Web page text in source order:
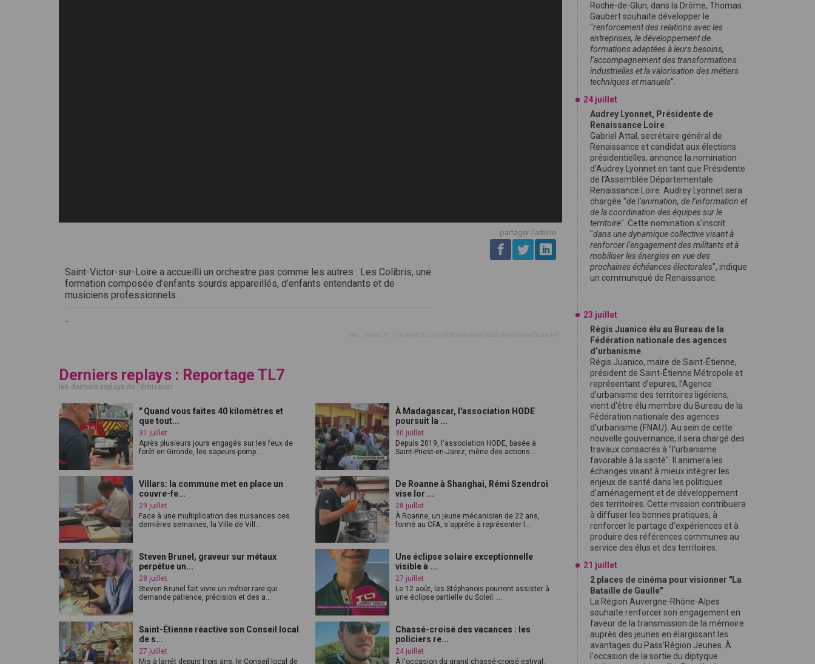
partager l'article
Saint-Victor-sur-Loire a accueilli un orchestre pas comme les autres : Les Colibris, une
formation composée d’enfants sourds appareillés, d’enfants entendants et de
musiciens professionnels.
Derniers replays : Reportage TL7
les derniers replays de l'émission
" Quand vous faites 40 kilomètres et
que tout...
31 juillet
Après plusieurs jours engagés sur les feux de
forêt en Gironde, les sapeurs-pomp...
À Madagascar, l'association HODE
poursuit la ...
30 juillet
Depuis 2019, l'association HODE, basée à
Saint-Priest-en-Jarez, mène des actions...
Villars: la commune met en place un
couvre-fe...
29 juillet
Face à une multiplication des nuisances ces
dernières semaines, la Ville de Vill...
De Roanne à Shanghai, Rémi Szendroi
vise lor ...
28 juillet
À Roanne, un jeune mécanicien de 22 ans,
formé au CFA, s'apprête à représenter l...
Steven Brunel, graveur sur métaux
perpétue un...
28 juillet
Steven Brunel fait vivre un métier rare qui
demande patience, précision et des a...
Une éclipse solaire exceptionnelle
visible à ...
27 juillet
Le 12 août, les Stéphanois pourront assister à
une éclipse partielle du Soleil. ...
Saint-Étienne réactive son Conseil local
de s...
27 juillet
Mis à larrêt depuis trois ans, le Conseil local de
Chassé-croisé des vacances : les
policiers re...
24 juillet
À l'occasion du grand chassé-croisé estival,
Roche-de-Glun, dans la Drôme, Thomas
Gaubert souhaite développer le
"renforcement des relations avec les
entreprises, le développement de
formations adaptées à leurs besoins,
l’accompagnement des transformations
industrielles et la valorisation des métiers
techniques et manuels".
24 juillet
Audrey Lyonnet, Présidente de
Renaissance Loire
Gabriel Attal, secrétaire général de
Renaissance et candidat aux élections
présidentielles, annonce la nomination
d’Audrey Lyonnet en tant que Présidente
de l’Assemblée Départementale
Renaissance Loire. Audrey Lyonnet sera
chargée "de l’animation, de l’information et
de la coordination des équipes sur le
territoire". Cette nomination s’inscrit
"dans une dynamique collective visant à
renforcer l’engagement des militants et à
mobiliser les énergies en vue des
prochaines échéances électorales", indique
un communiqué de Renaissance.
23 juillet
Régis Juanico élu au Bureau de la
Fédération nationale des agences
d’urbanisme
Régis Juanico, maire de Saint-Étienne,
président de Saint-Étienne Métropole et
représentant d’epures, l’Agence
d’urbanisme des territoires ligériens,
vient d'être élu membre du Bureau de la
Fédération nationale des agences
d’urbanisme (FNAU). Au sein de cette
nouvelle gouvernance, il sera chargé des
travaux consacrés à "l’urbanisme
favorable à la santé". Il animera les
échanges visant à mieux intégrer les
enjeux de santé dans les politiques
d’aménagement et de développement
des territoires. Cette mission contribuera
à diffuser les bonnes pratiques, à
renforcer le partage d’expériences et à
produire des références communes au
service des élus et des territoires.
21 juillet
2 places de cinéma pour visionner "La
Bataille de Gaulle"
La Région Auvergne-Rhône-Alpes
souhaite renforcer son engagement en
faveur de la transmission de la mémoire
auprès des jeunes en élargissant les
avantages du Pass'Région Jeunes. À
l'occasion de la sortie du diptyque